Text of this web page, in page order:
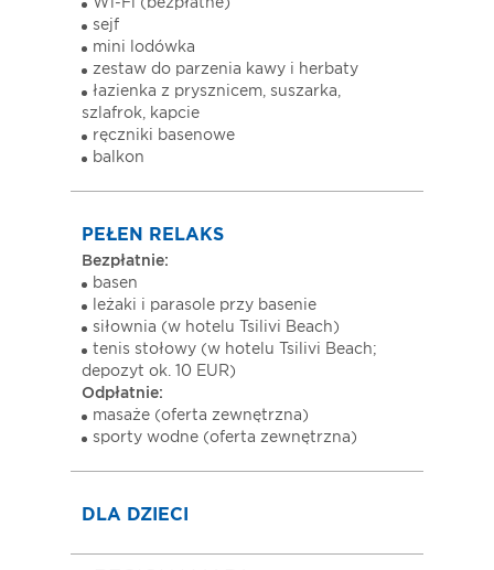
Wi-Fi (bezpłatne)
sejf
mini lodówka
zestaw do parzenia kawy i herbaty
łazienka z prysznicem, suszarka,
szlafrok, kapcie
ręczniki basenowe
balkon
PEŁEN RELAKS
Bezpłatnie:
basen
leżaki i parasole przy basenie
siłownia (w hotelu Tsilivi Beach)
tenis stołowy (w hotelu Tsilivi Beach;
depozyt ok. 10 EUR)
Odpłatnie:
masaże (oferta zewnętrzna)
sporty wodne (oferta zewnętrzna)
DLA DZIECI